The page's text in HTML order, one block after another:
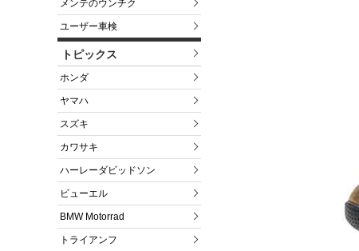
メンテのウンチク
ユーザー車検
トピックス
ホンダ
ヤマハ
スズキ
カワサキ
ハーレーダビッドソン
ビューエル
BMW Motorrad
トライアンフ